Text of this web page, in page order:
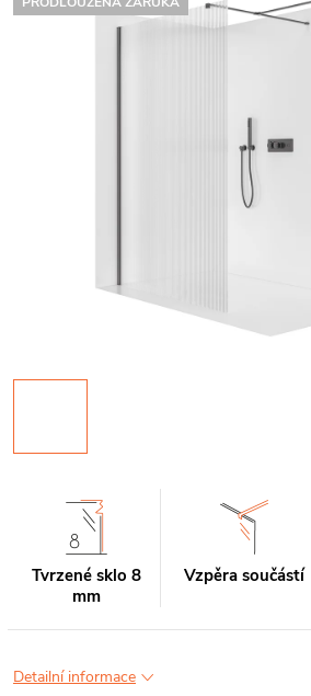
Tvrzené sklo 8
mm
Vzpěra součástí
Detailní informace